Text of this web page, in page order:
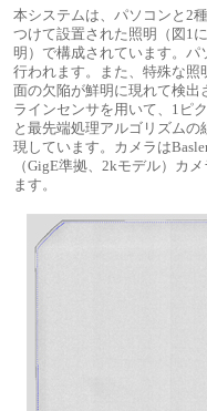
本システムは、パソコンと2
つけて設置された照明（図1
明）で構成されています。
行われます。また、特殊な
面の欠陥が鮮明に現れて検出
ラインセンサを用いて、1ピ
と最先端処理アルゴリズム
現しています。カメラは
（GigE準拠、2kモデル）カ
ます。